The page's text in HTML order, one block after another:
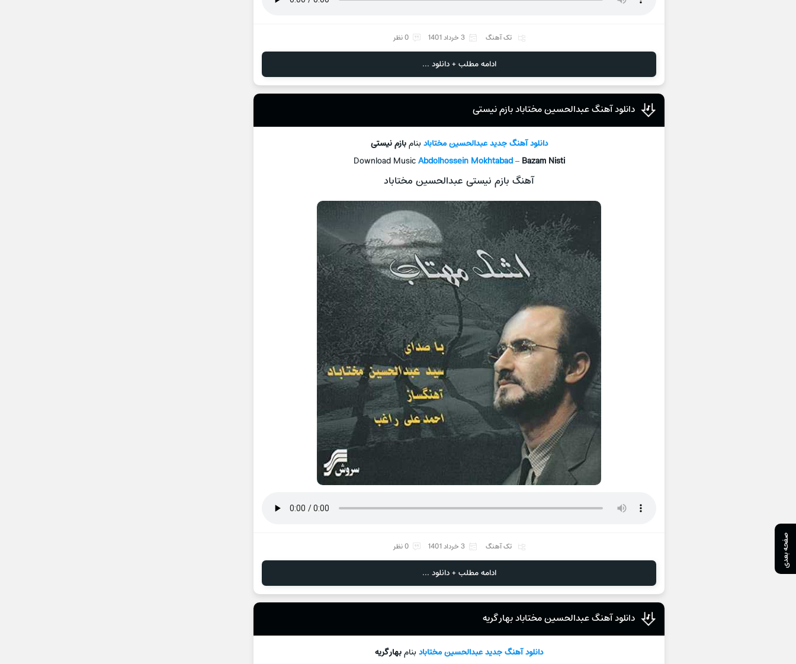
تک آهنگ 3 خرداد 1401 0 نظر
ادامه مطلب + دانلود ...
دانلود آهنگ عبدالحسین مختاباد بازم نیستی
دانلود آهنگ جدیدعبدالحسین مختابادبنامبازم نیستی
Download MusicAbdolhossein Mokhtabad– Bazam Nisti
آهنگ بازم نیستی عبدالحسین مختاباد
تک آهنگ 3 خرداد 1401 0 نظر
ادامه مطلب + دانلود ...
دانلود آهنگ عبدالحسین مختاباد بهار گریه
دانلود آهنگ جدیدعبدالحسین مختابادبنامبهار گریه
صفحه بعدی